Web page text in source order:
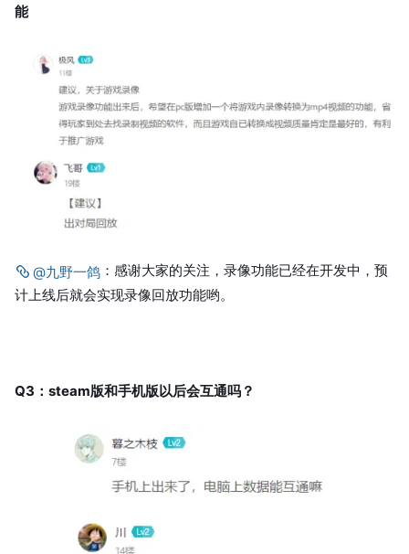
能
@九野一鸽 ：感谢大家的关注，录像功能已经在开发中，预
计上线后就会实现录像回放功能哟。
Q3：steam版和手机版以后会互通吗？